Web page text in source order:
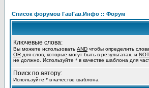
Список форумов ГавГав.Инфо :: Форум
Ключевые слова:
Вы можете использовать AND чтобы определить
OR для слов, которые могут быть в результатах, и NOT
не должно. Используйте * в качестве шаблона для
Поиск по автору:
Используйте * в качестве шаблона